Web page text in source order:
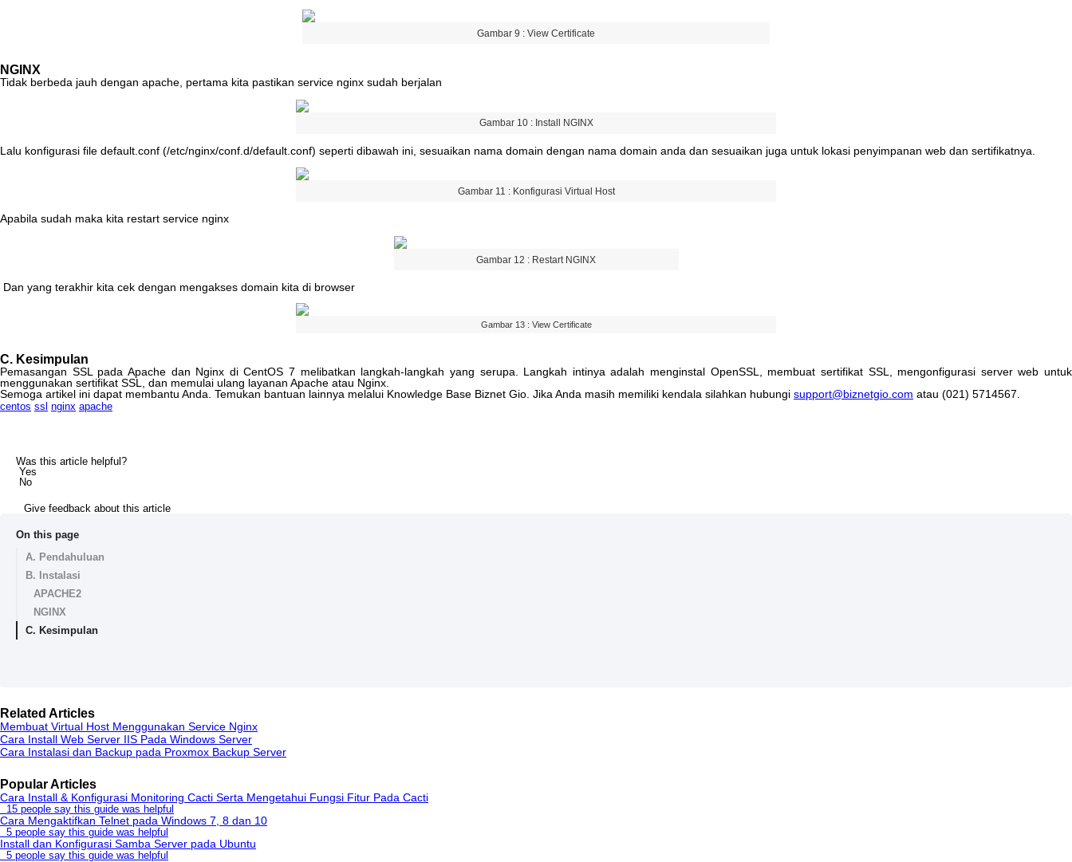
Gambar 9 : View Certificate
NGINX
Tidak berbeda jauh dengan apache pertama kita pastikan service nginx sudah berjalan
Gambar 10 : Install NGINX
Lalu konfigurasi file default conf (/etc/nginx/conf d/default conf) seperti dibawah ini sesuaikan nama domain dengan nama domain anda dan sesuaikan juga untuk lokasi penyimpanan web dan sertifikatnya
Gambar 11 : Konfigurasi Virtual Host
Apabila sudah maka kita restart service nginx
Gambar 12 : Restart NGINX
Dan yang terakhir kita cek dengan mengakses domain kita di browser
Gambar 13 : View Certificate
C. Kesimpulan
Pemasangan SSL pada Apache dan Nginx di CentOS 7 melibatkan langkah-langkah yang serupa. Langkah intinya adalah menginstal OpenSSL, membuat sertifikat SSL, mengonfigurasi server web untuk
menggunakan sertifikat SSL, dan memulai ulang layanan Apache atau Nginx.
Semoga artikel ini dapat membantu Anda. Temukan bantuan lainnya melalui Knowledge Base Biznet Gio. JikaAnda masih memiliki kendala silahkan hubungi support@biznetgio.com atau (021) 5714567.
centos ssl nginx apache
Was this article helpful?
Yes
No
Give feedback about this article
On this page
A. Pendahuluan
B. Instalasi
APACHE2
NGINX
C. Kesimpulan
Related Articles
Membuat Virtual Host Menggunakan Service Nginx
Cara Install Web Server IIS Pada Windows Server
Cara Instalasi dan Backup pada Proxmox Backup Server
Popular Articles
Cara Install & Konfigurasi Monitoring Cacti Serta Mengetahui Fungsi Fitur Pada Cacti
15 people say this guide was helpful
Cara Mengaktifkan Telnet pada Windows 7, 8 dan 10
5 people say this guide was helpful
Install dan Konfigurasi Samba Server pada Ubuntu
5 people say this guide was helpful